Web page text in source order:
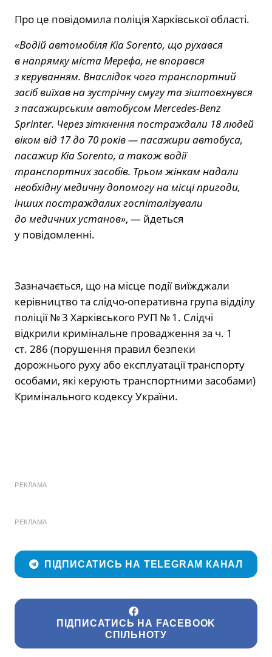
Про це повідомила поліція Харківської області.
«Водій автомобіля Kia Sorento, що рухався
в напрямку міста Мерефа, не впорався
з керуванням. Внаслідок чого транспортний
засіб виїхав на зустрічну смугу та зіштовхнувся
з пасажирським автобусом Mercedes-Benz
Sprinter. Через зіткнення постраждали 18 людей
віком від 17 до 70 років — пасажири автобуса,
пасажир Kia Sorento, а також водії
транспортних засобів. Трьом жінкам надали
необхідну медичну допомогу на місці пригоди,
інших постраждалих госпіталізували
до медичних установ», — йдеться
у повідомленні.
Зазначається, що на місце події виїжджали
керівництво та слідчо-оперативна група відділу
поліції № 3 Харківського РУП № 1. Слідчі
відкрили кримінальне провадження за ч. 1
ст. 286 (порушення правил безпеки
дорожнього руху або експлуатації транспорту
особами, які керують транспортними засобами)
Кримінального кодексу України.
РЕКЛАМА
РЕКЛАМА
ПІДПИСАТИСЬ НА TELEGRAM КАНАЛ
ПІДПИСАТИСЬ НА FACEBOOK
СПІЛЬНОТУ